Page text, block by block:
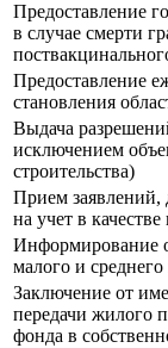
Предоставление
в случае смерти
Предоставление
становления
Выдача
исключением
строительства)
Прием заявлений,
на учет в
Информирование
малого и
Заключение от
передачи жилого
фонда в